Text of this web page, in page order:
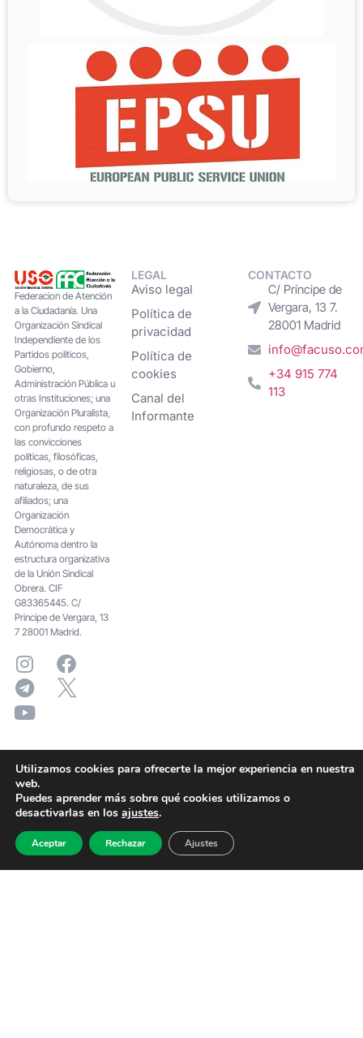
Federacion de Atención
a la Ciudadanía. Una
Organización Sindical
Independiente de los
Partidos políticos,
Gobierno,
Administración Pública u
otras Instituciones; una
Organización Pluralista,
con profundo respeto a
las convicciones
políticas, filosóficas,
religiosas, o de otra
naturaleza, de sus
afiliados; una
Organización
Democrática y
Autónoma dentro la
estructura organizativa
de la Unión Sindical
Obrera. CIF
G83365445. C/
Principe de Vergara, 13
7 28001 Madrid.
LEGAL
Aviso legal
Política de
privacidad
Política de
cookies
Canal del
Informante
CONTACTO
C/ Príncipe de
Vergara, 13 7.
28001 Madrid
+34 915 774
113
Utilizamos cookies para ofrecerte la mejor experiencia en nuestra
web.
Puedes aprender más sobre qué cookies utilizamos o
desactivarlas en los ajustes.
Aceptar Rechazar Ajustes